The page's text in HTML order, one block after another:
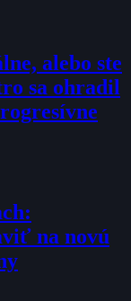
alebo ste
sa ohradil
na novú